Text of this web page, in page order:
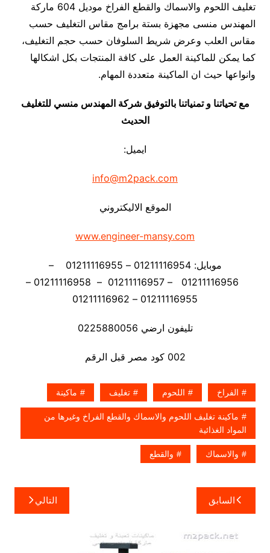
تغليف اللحوم والاسماك والقطع الفراخ موديل 604 ماركة
المهندس منسى مجهزة بستة برامج مقاس التغليف حسب
مقاس العلب وعرض شريط السلوفان حسب حجم التغليف،
كما يمكن للماكينة العمل على كافة المنتجات بكل اشكالها
وانواعها حيث ان الماكينة متعددة المهام.
مع تحياتنا و تمنياتنا بالتوفيق شركة المهندس منسي للتغليف
الحديث
ايميل:
info@m2pack.com
الموقع الاليكتروني
www.engineer-mansy.com
موبايل: 01211116954 – 01211116955 –
01211116956 – 01211116957 – 01211116958 –
01211116955 – 01211116962
تليفون ارضي 0225880056
002 كود مصر قبل الرقم
الفراخ اللحوم تغليف ماكينة
ماكينة تغليف اللحوم والاسماك والقطع الفراخ وغيرها من
المواد الغذائية
والاسماك والقطع
تصفّح
المقالات
السابق التالي